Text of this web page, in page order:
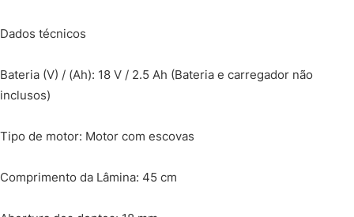
Dados técnicos
Bateria (V) / (Ah): 18 V / 2.5 Ah (Bateria e carregador não
inclusos)
Tipo de motor: Motor com escovas
Comprimento da Lâmina: 45 cm